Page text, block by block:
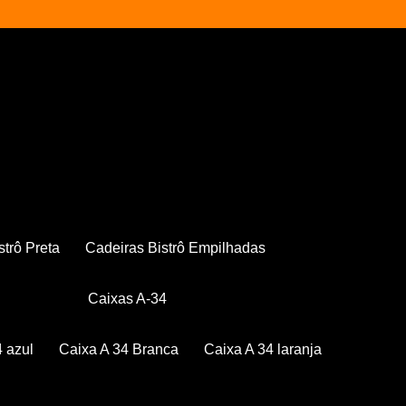
Preta Cadeiras Bistrô Empilhadas
Caixas A-34
azul Caixa A 34 Branca Caixa A 34 laranja